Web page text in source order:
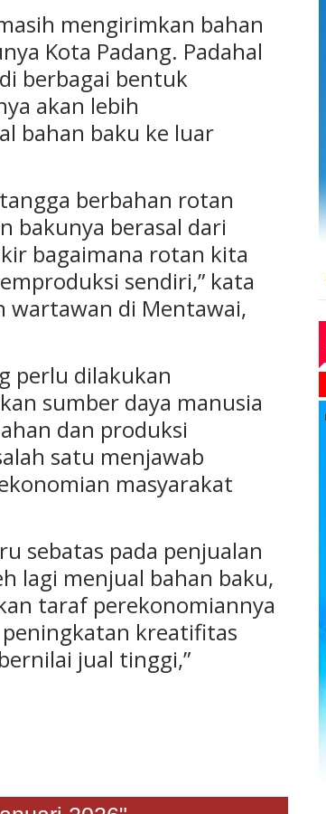
mengirimkan bahan
Kota Padang. Padahal
berbagai bentuk
akan lebih
bahan baku ke luar
berbahan rotan
bakunya berasal dari
bagaimana rotan kita
sendiri,” kata
wartawan di Mentawai,
perlu dilakukan
sumber daya manusia
dan produksi
satu menjawab
masyarakat
sebatas pada penjualan
lagi menjual bahan baku,
taraf perekonomiannya
kreatifitas
jual tinggi,”